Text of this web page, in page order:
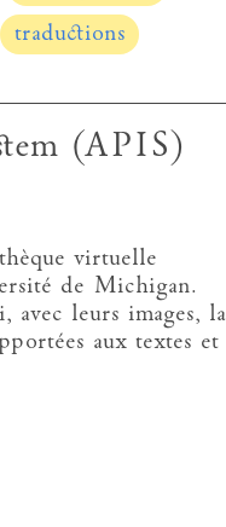
traductions
(APIS)
virtuelle
de Michigan.
avec leurs images, la
aux textes et